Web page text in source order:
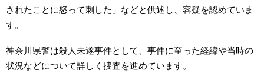
されたことに怒って刺した」などと供述し、容疑を認めていま
す。
神奈川県警は殺人未遂事件として、事件に至った経緯や当時の
状況などについて詳しく捜査を進めています。